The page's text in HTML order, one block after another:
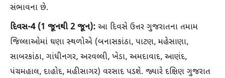
સંભાવના છે.
દિવસ-4 (1 જૂનથી 2 જૂન): આ દિવસે ઉત્તર ગુજરાતના તમામ
જિલ્લાઓમાં ઘણા સ્થળોએ (બનાસકાંઠા, પાટણ, મહેસાણા,
સાબરકાંઠા, ગાંધીનગર, અરવલ્લી, ખેડા, અમદાવાદ, આણંદ,
પંચમહાલ, દાહોદ, મહીસાગર) વરસાદ પડશે. જ્યારે દક્ષિણ ગુજરાત